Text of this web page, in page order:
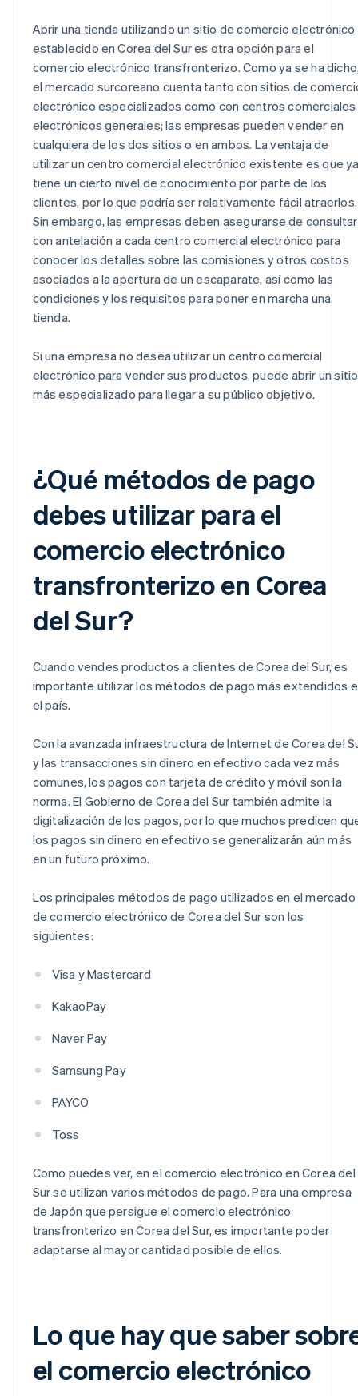
Abrir una tienda utilizando un sitio de comercio electrónico
establecido en Corea del Sur es otra opción para el
comercio electrónico transfronterizo. Como ya se ha
el mercado surcoreano cuenta tanto con sitios de
electrónico especializados como con centros comerciales
electrónicos generales; las empresas pueden vender en
cualquiera de los dos sitios o en ambos. La ventaja de
utilizar un centro comercial electrónico existente es que
tiene un cierto nivel de conocimiento por parte de los
clientes, por lo que podría ser relativamente fácil atraerlos.
Sin embargo, las empresas deben asegurarse de consultar
con antelación a cada centro comercial electrónico para
conocer los detalles sobre las comisiones y otros costos
asociados a la apertura de un escaparate, así como las
condiciones y los requisitos para poner en marcha una
tienda.
Si una empresa no desea utilizar un centro comercial
electrónico para vender sus productos, puede abrir un sitio
más especializado para llegar a su público objetivo.
¿Qué métodos de pago
debes utilizar para el
comercio electrónico
transfronterizo en Corea
del Sur?
Cuando vendes productos a clientes de Corea del Sur, es
importante utilizar los métodos de pago más extendidos
el país.
Con la avanzada infraestructura de Internet de Corea del
y las transacciones sin dinero en efectivo cada vez más
comunes, los pagos con tarjeta de crédito y móvil son la
norma. El Gobierno de Corea del Sur también admite la
digitalización de los pagos, por lo que muchos predicen
los pagos sin dinero en efectivo se generalizarán aún más
en un futuro próximo.
Los principales métodos de pago utilizados en el mercado
de comercio electrónico de Corea del Sur son los
siguientes:
Visa y Mastercard
KakaoPay
Naver Pay
Samsung Pay
PAYCO
Toss
Como puedes ver, en el comercio electrónico en Corea del
Sur se utilizan varios métodos de pago. Para una empresa
de Japón que persigue el comercio electrónico
transfronterizo en Corea del Sur, es importante poder
adaptarse al mayor cantidad posible de ellos.
Lo que hay que saber
el comercio electrónico